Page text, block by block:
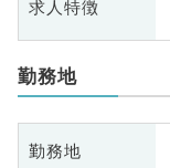
求人特徴
勤務地
勤務地